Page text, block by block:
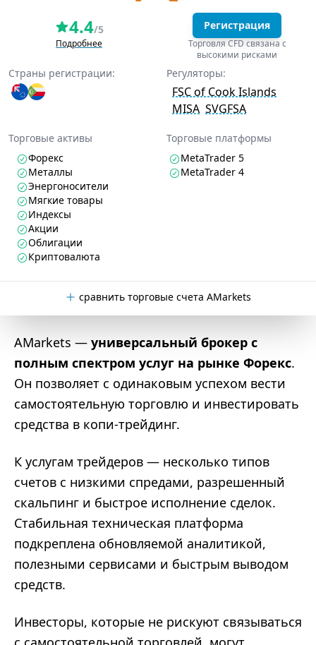
4.4/5
Подробнее
Регистрация
Торговля CFD связана с
высокими рисками
Страны регистрации: Регуляторы:
FSC of Cook Islands
MISA SVGFSA
Торговые активы
Форекс
Металлы
Энергоносители
Мягкие товары
Индексы
Акции
Облигации
Криптовалюта
Торговые платформы
MetaTrader 5
MetaTrader 4
сравнить торговые счета AMarkets
AMarkets — универсальный брокер с
полным спектром услуг на рынке Форекс.
Он позволяет с одинаковым успехом вести
самостоятельную торговлю и инвестировать
средства в копи-трейдинг.
К услугам трейдеров — несколько типов
счетов с низкими спредами, разрешенный
скальпинг и быстрое исполнение сделок.
Стабильная техническая платформа
подкреплена обновляемой аналитикой,
полезными сервисами и быстрым выводом
средств.
Инвесторы, которые не рискуют связываться